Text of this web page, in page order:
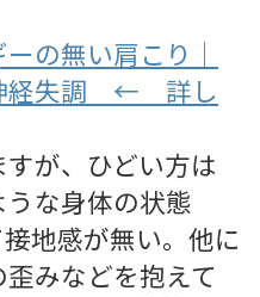
の無い肩こり｜
経失調 ← 詳し
が、ひどい方は
な身体の状態
地感が無い。他に
みなどを抱えて